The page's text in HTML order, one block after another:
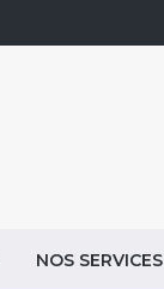
NOS SERVICES